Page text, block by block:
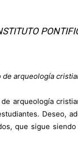
de arqueología
arqueología
Deseo,
que sigue